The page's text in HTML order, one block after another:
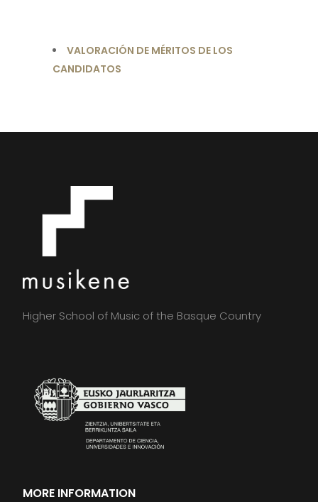
VALORACIÓN DE MÉRITOS DE LOS
CANDIDATOS
Higher School of Music of the Basque Country
MORE INFORMATION